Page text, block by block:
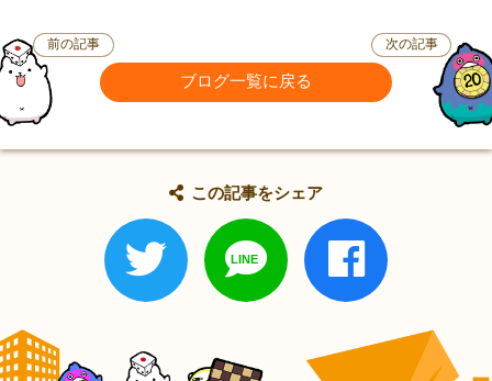
前の記事
ブログ一覧に戻る
次の記事
この記事をシェア